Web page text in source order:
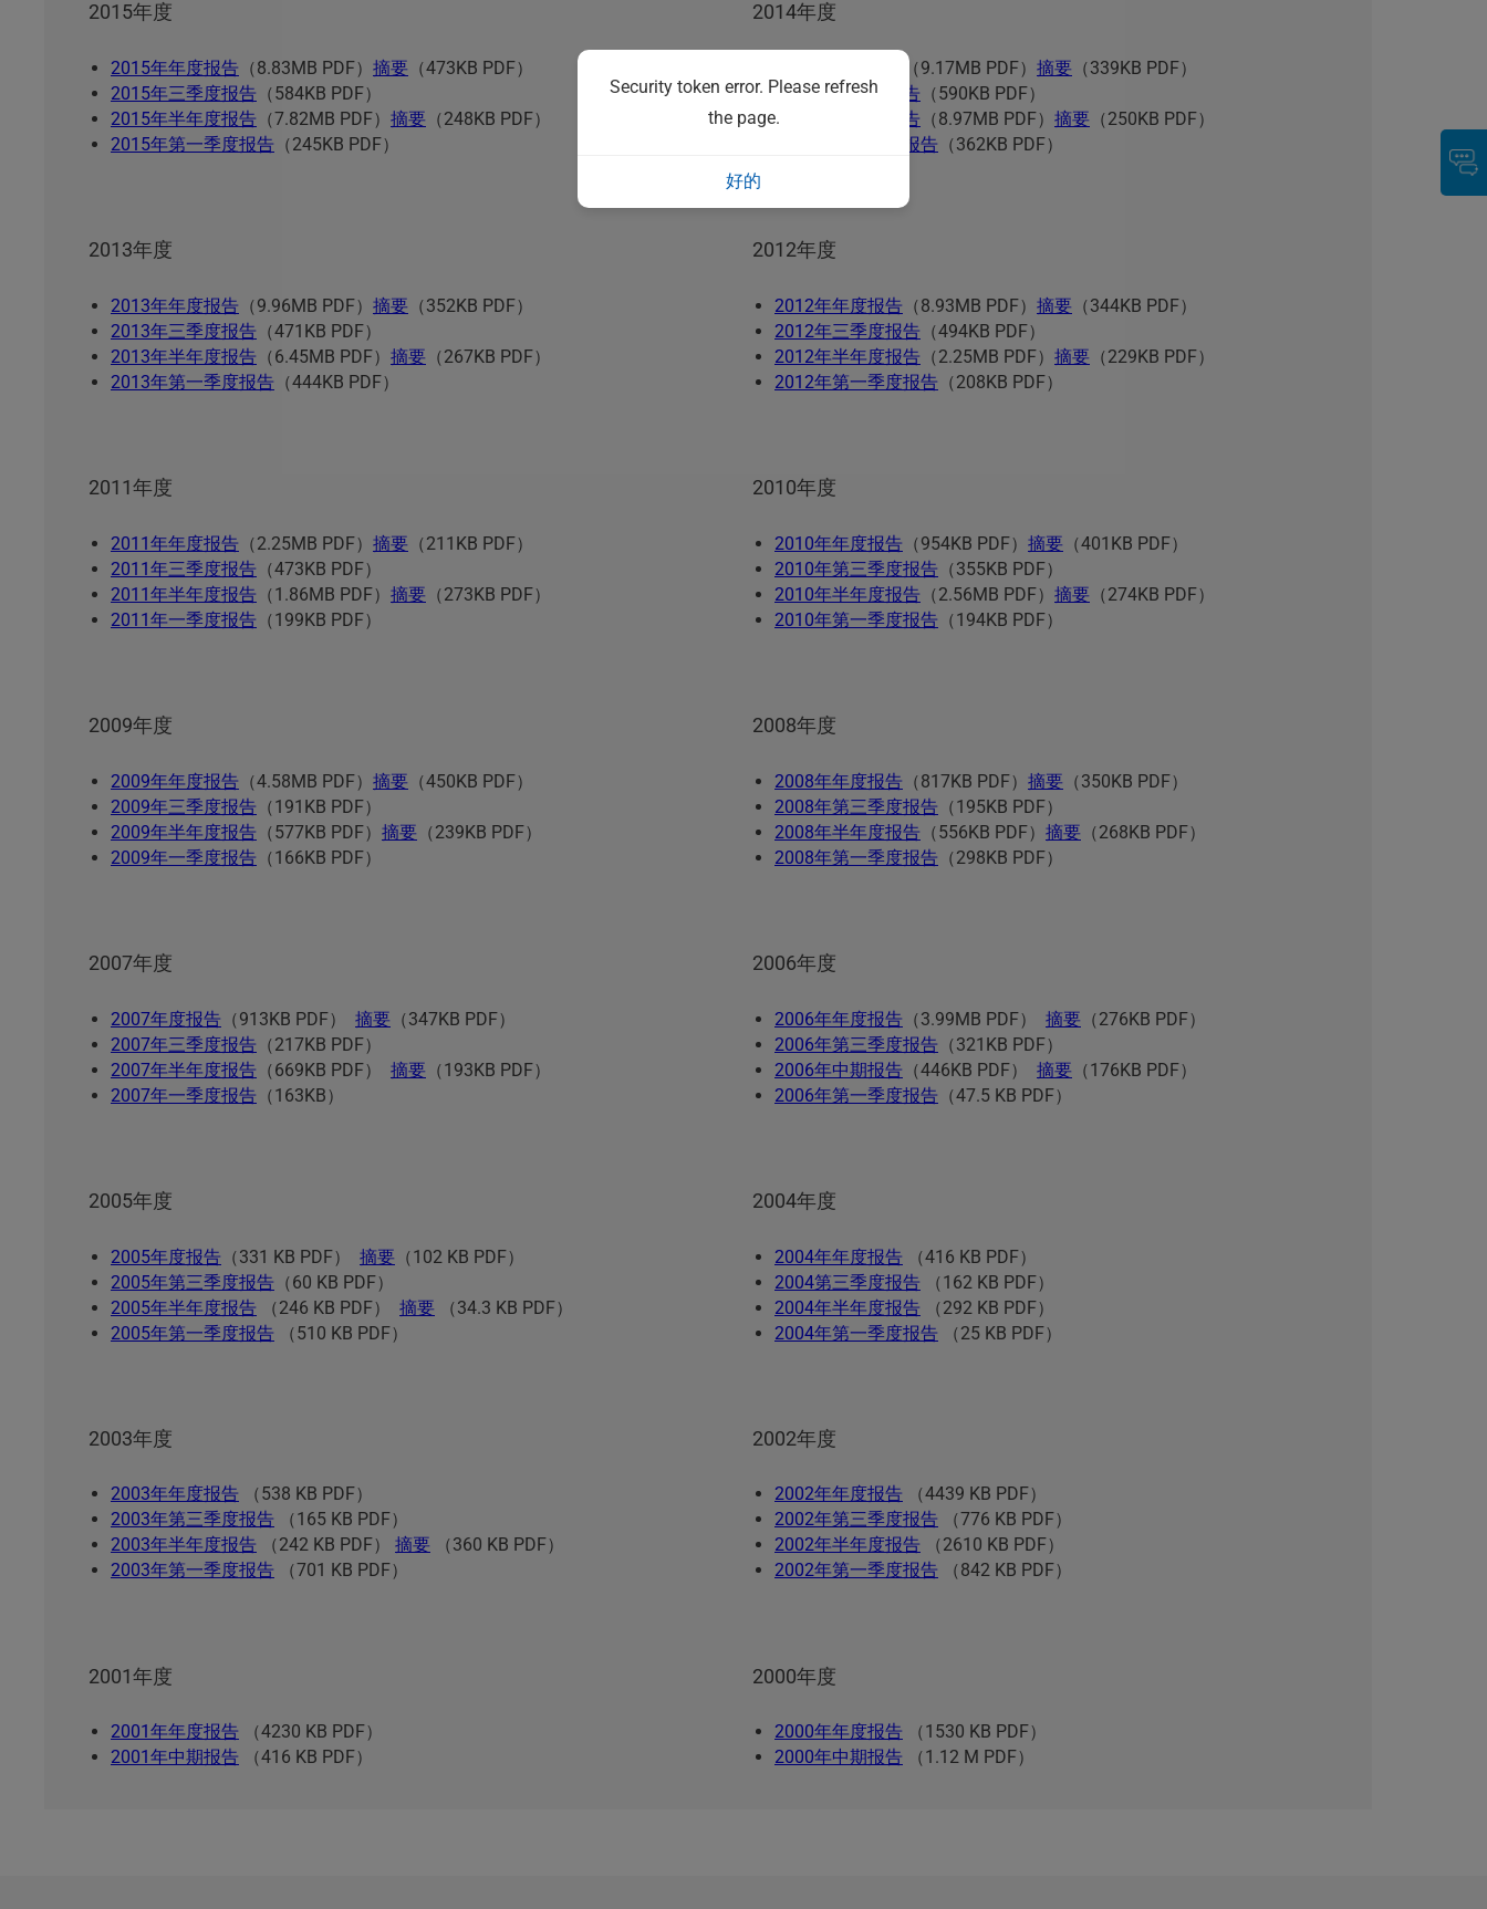
2015年度
2015年年度报告 （8.83MB PDF） 摘要 （473KB PDF）
2015年三季度报告 （584KB PDF）
2015年半年度报告 （7.82MB PDF） 摘要 （248KB PDF）
2015年第一季度报告 （245KB PDF）
2014年度
（9.17MB PDF） 摘要 （339KB PDF）
2014年三季度报告 （590KB PDF）
2014年半年度报告 （8.97MB PDF） 摘要 （250KB PDF）
2014年第一季度报告 （362KB PDF）
2013年度
2013年年度报告 （9.96MB PDF） 摘要 （352KB PDF）
2013年三季度报告 （471KB PDF）
2013年半年度报告 （6.45MB PDF） 摘要 （267KB PDF）
2013年第一季度报告 （444KB PDF）
2012年度
2012年年度报告 （8.93MB PDF） 摘要 （344KB PDF）
2012年三季度报告 （494KB PDF）
2012年半年度报告 （2.25MB PDF） 摘要 （229KB PDF）
2012年第一季度报告 （208KB PDF）
2011年度
2011年年度报告 （2.25MB PDF） 摘要 （211KB PDF）
2011年三季度报告 （473KB PDF）
2011年半年度报告 （1.86MB PDF） 摘要 （273KB PDF）
2011年一季度报告 （199KB PDF）
2010年度
2010年年度报告 （954KB PDF） 摘要 （401KB PDF）
2010年第三季度报告 （355KB PDF）
2010年半年度报告 （2.56MB PDF） 摘要 （274KB PDF）
2010年第一季度报告 （194KB PDF）
2009年度
2009年年度报告 （4.58MB PDF） 摘要 （450KB PDF）
2009年三季度报告 （191KB PDF）
2009年半年度报告 （577KB PDF） 摘要 （239KB PDF）
2009年一季度报告 （166KB PDF）
2008年度
2008年年度报告 （817KB PDF） 摘要 （350KB PDF）
2008年第三季度报告 （195KB PDF）
2008年半年度报告 （556KB PDF） 摘要 （268KB PDF）
2008年第一季度报告 （298KB PDF）
2007年度
2007年度报告 （913KB PDF） 摘要 （347KB PDF）
2007年三季度报告 （217KB PDF）
2007年半年度报告 （669KB PDF） 摘要 （193KB PDF）
2007年一季度报告 （163KB）
2006年度
2006年年度报告 （3.99MB PDF） 摘要 （276KB PDF）
2006年第三季度报告 （321KB PDF）
2006年中期报告 （446KB PDF） 摘要 （176KB PDF）
2006年第一季度报告 （47.5 KB PDF）
2005年度
2005年度报告 （331 KB PDF） 摘要 （102 KB PDF）
2005年第三季度报告 （60 KB PDF）
2005年半年度报告 （246 KB PDF） 摘要 （34.3 KB PDF）
2005年第一季度报告 （510 KB PDF）
2004年度
2004年年度报告 （416 KB PDF）
2004第三季度报告 （162 KB PDF）
2004年半年度报告 （292 KB PDF）
2004年第一季度报告 （25 KB PDF）
2003年度
2003年年度报告 （538 KB PDF）
2003年第三季度报告 （165 KB PDF）
2003年半年度报告 （242 KB PDF） 摘要 （360 KB PDF）
2003年第一季度报告 （701 KB PDF）
2002年度
2002年年度报告 （4439 KB PDF）
2002年第三季度报告 （776 KB PDF）
2002年半年度报告 （2610 KB PDF）
2002年第一季度报告 （842 KB PDF）
2001年度
2001年年度报告 （4230 KB PDF）
2001年中期报告 （416 KB PDF）
2000年度
2000年年度报告 （1530 KB PDF）
2000年中期报告 （1.12 M PDF）
Security token error. Please refresh
the page.
好的